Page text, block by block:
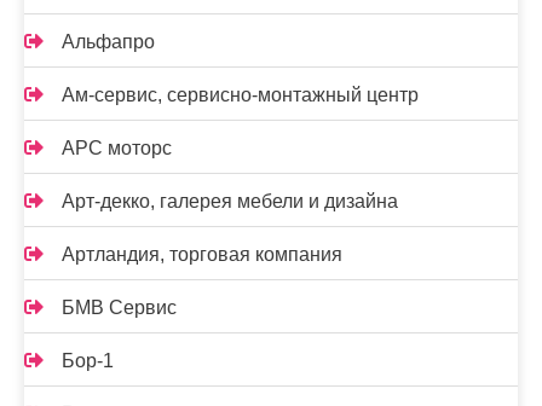
Альфапро
Ам-сервис, сервисно-монтажный центр
АРС моторс
Арт-декко, галерея мебели и дизайна
Артландия, торговая компания
БМВ Сервис
Бор-1